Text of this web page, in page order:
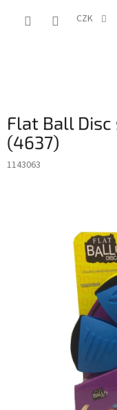
CZK
Flat Ball
(4637)
1143063